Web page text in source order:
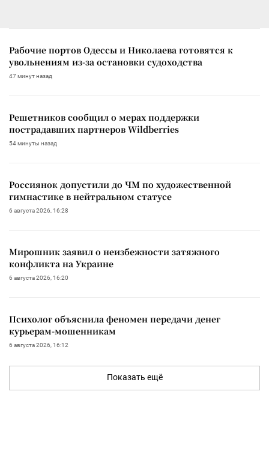
Рабочие портов Одессы и Николаева готовятся к
увольнениям из-за остановки судоходства
47 минут назад
Решетников сообщил о мерах поддержки
пострадавших партнеров Wildberries
54 минуты назад
Россиянок допустили до ЧМ по художественной
гимнастике в нейтральном статусе
6 августа 2026, 16:28
Мирошник заявил о неизбежности затяжного
конфликта на Украине
6 августа 2026, 16:20
Психолог объяснила феномен передачи денег
курьерам-мошенникам
6 августа 2026, 16:12
Показать ещё